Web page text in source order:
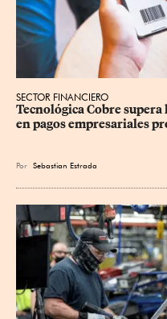
SECTOR FINANCIERO
Tecnológica Cobre
en pagos empresariales
Por Sebastian Estrada